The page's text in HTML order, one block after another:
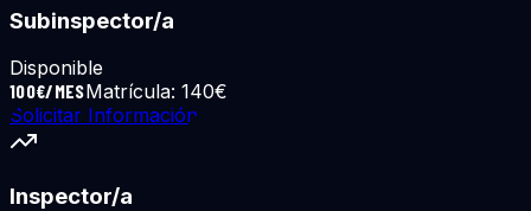
Subinspector/a
Disponible
100€/MESMatrícula: 140€
Solicitar Información
Inspector/a